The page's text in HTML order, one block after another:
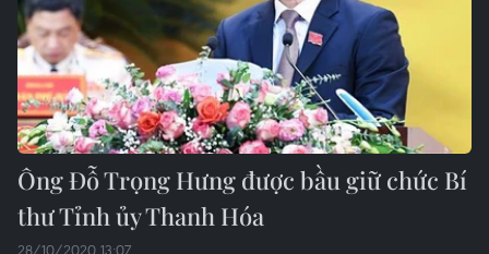
Ông Đỗ Trọng Hưng được bầu giữ chức Bí
thư Tỉnh ủy Thanh Hóa
28/10/2020 13:07